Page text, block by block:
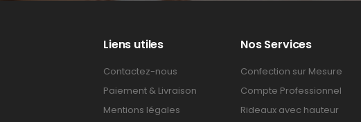
Liens utiles
Contactez-nous
Paiement & Livraison
Mentions légales
Nos Services
Confection sur Mesure
Compte Professionnel
Rideaux avec hauteur